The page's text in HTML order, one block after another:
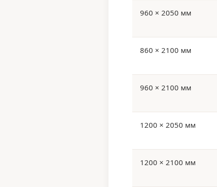
960 × 2050 мм
860 × 2100 мм
960 × 2100 мм
1200 × 2050 мм
1200 × 2100 мм